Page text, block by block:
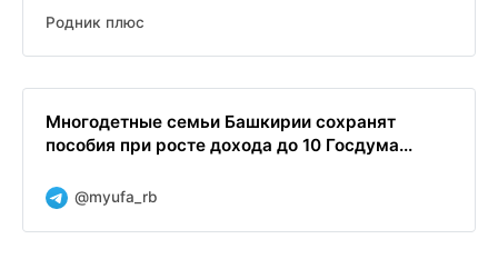
Родник плюс
Многодетные семьи Башкирии сохранят
пособия при росте дохода до 10 Госдума...
@myufa_rb